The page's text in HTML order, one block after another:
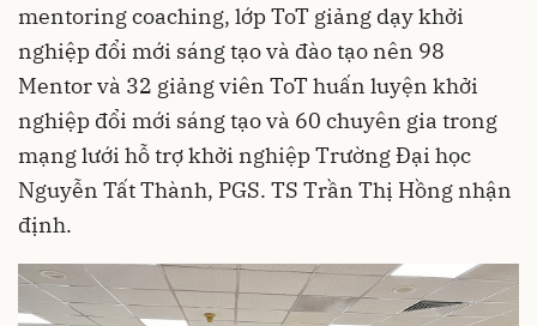
mentoring coaching, lớp ToT giảng dạy khởi
nghiệp đổi mới sáng tạo và đào tạo nên 98
Mentor và 32 giảng viên ToT huấn luyện khởi
nghiệp đổi mới sáng tạo và 60 chuyên gia trong
mạng lưới hỗ trợ khởi nghiệp Trường Đại học
Nguyễn Tất Thành, PGS. TS Trần Thị Hồng nhận
định.